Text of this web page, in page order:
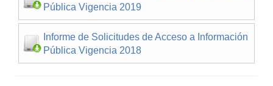
Pública Vigencia 2019
Informe de Solicitudes de Acceso a Información
Pública Vigencia 2018